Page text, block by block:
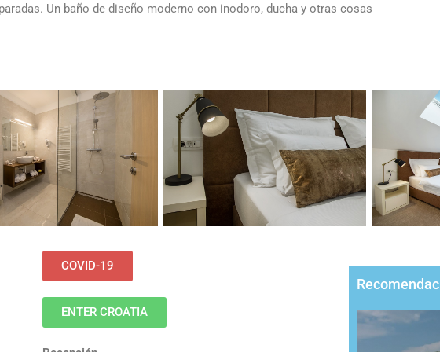
desde 100 eur / noche
Reservar
Un baño de diseño moderno con inodoro, ducha y otras cosas
COVID-19
ENTER CROATIA